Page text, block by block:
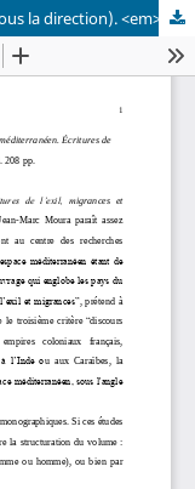
Vassiliki Lalagianni et Jean-Marc Moura (sous la direction). <em>Espace méditerranéen. Écritures de l’exil, migrances et discours postcolonial.</em>